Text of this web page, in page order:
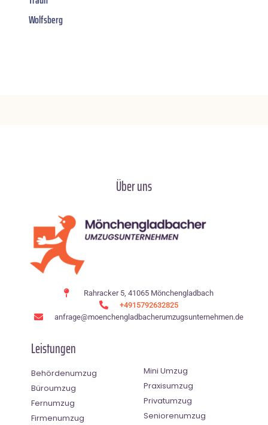
Wolfsberg
Über uns
Rahracker 5, 41065 Mönchengladbach
+4915792632825
anfrage@moenchen­gladbacherumzugsunternehmen.de
Leistungen
Behördenumzug
Büroumzug
Fernumzug
Firmenumzug
Mini Umzug
Praxisumzug
Privatumzug
Seniorenumzug